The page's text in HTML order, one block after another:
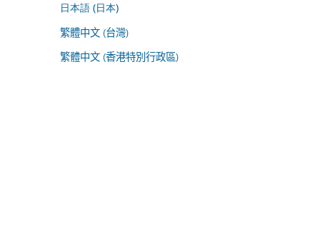
日本語 (日本)
繁體中文 (台灣)
繁體中文 (香港特別行政區)